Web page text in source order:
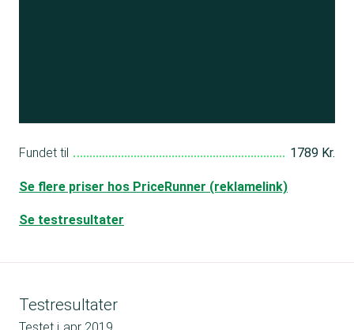
Fundet til 1789 Kr.
Se flere priser hos PriceRunner (reklamelink)
Se testresultater
Testresultater
Testet i apr 2019